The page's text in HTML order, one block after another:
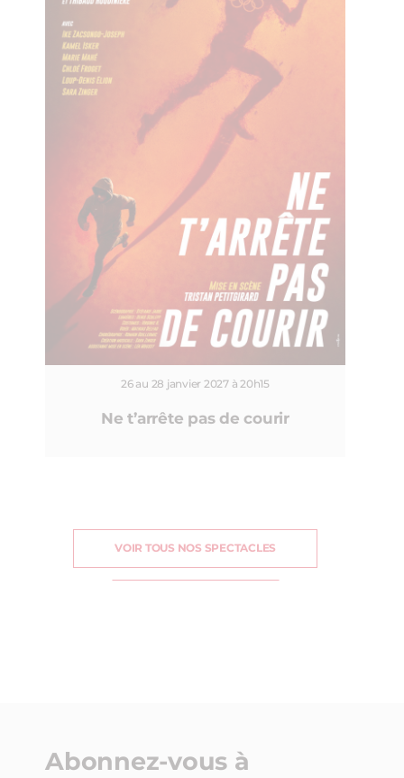
26 au 28 janvier 2027 à 20h15
Ne t’arrête pas de courir
VOIR TOUS NOS SPECTACLES
Abonnez-vous à